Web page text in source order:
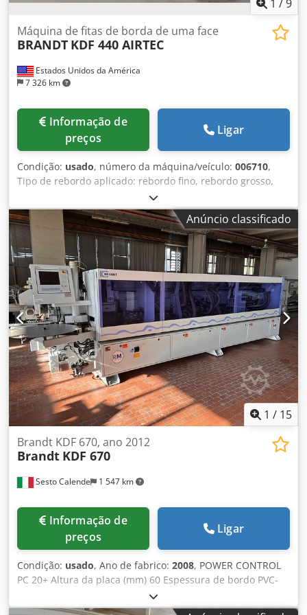
1 /9
Estados Unidos da América
7 326 km
Máquina de fitas de borda de uma face
BRANDT KDF 440 AIRTEC
preços
Ligar
Condição: usado, número da máquina/veículo: 006710,
Tipo de rebordo aplicado: rebordo fino, rebordo grosso,
madeira maciça, folheado Sistema de colagem: EVA, ar
quente Codpfx Asqy Em Tec Uerf Fresagem de juntas: sim
Unidade multifuncional: sim Velocidade máxima de
deslocação: 11 m/min. Velocidade de deslocação: 11 m/min
Anúncio classificado
1 / 15
Sesto Calende 1 547 km
Brandt KDF 670, ano 2012
Brandt KDF 670
preços
Ligar
Condição: usado, Ano de fabrico: 2008, POWER CONTROL
PC 20+ Altura da placa (mm) 60 Espessura de bordo PVC-
ABS (mm) 3 Espessura de bordo em madeira maciça (mm)
12 Velocidade de avanço 20 m/min Guia manual de